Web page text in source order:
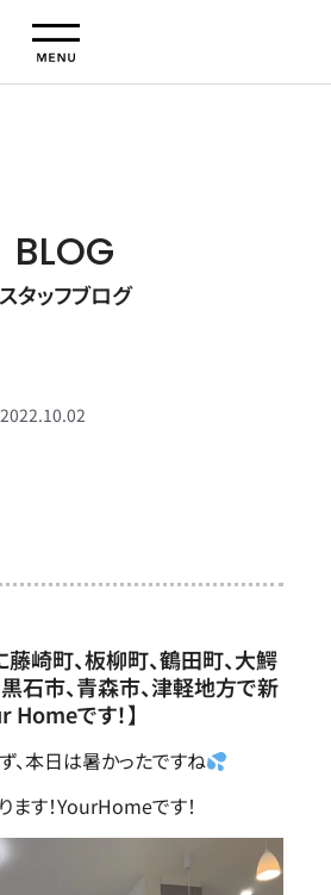
BLOG
スタッフブログ
2022.10.02
崎町、板柳町、鶴田町、大鰐
石市、青森市、津軽地方で新
です！】
、本日は暑かったですね
す！YourHomeです！